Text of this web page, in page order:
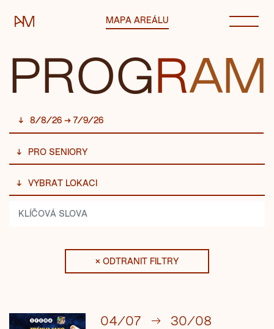
Automatické mlýny MAPA AREÁLU
PROGRAM
8/8/26 → 7/9/26
PRO SENIORY
VYBRAT LOKACI
× ODTRANIT FILTRY
04/07 → 30/08